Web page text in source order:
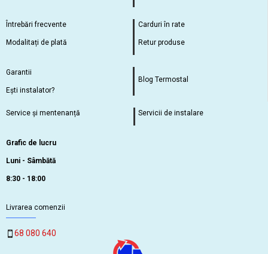
Întrebări frecvente
Modalitați de plată
Carduri în rate
Retur produse
Garantii
Ești instalator?
Blog Termostal
Service și mentenanță Servicii de instalare
Grafic de lucru
Luni - Sâmbătă
8:30 - 18:00
Livrarea comenzii
68 080 640